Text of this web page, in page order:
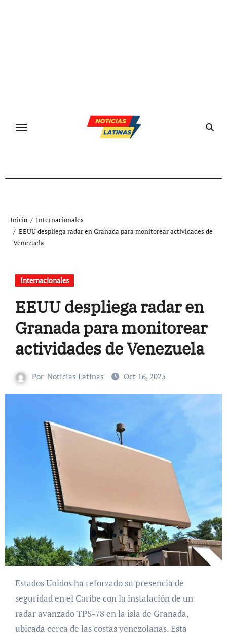
Inicio
Internacionales
EEUU despliega radar en Granada para monitorear actividades de
Venezuela
Internacionales
EEUU despliega radar en
Granada para monitorear
actividades de Venezuela
Por Noticias Latinas Oct 16, 2025
Estados Unidos ha reforzado su presencia de
seguridad en el Caribe con la instalación de un
radar avanzado TPS-78 en la isla de Granada,
ubicada cerca de las costas venezolanas. Esta